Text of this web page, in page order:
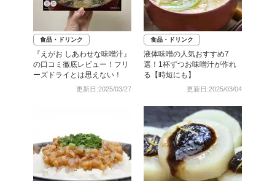
食品・ドリンク
『えがお しあわせな味噌汁』
の口コミ徹底レビュー！フリ
ーズドライとは思えない！
更新日:2025/03/27
食品・ドリンク
液体味噌の人気おすすめ7
選！1杯ずつお味噌汁が作れ
る【時短にも】
更新日:2025/03/04